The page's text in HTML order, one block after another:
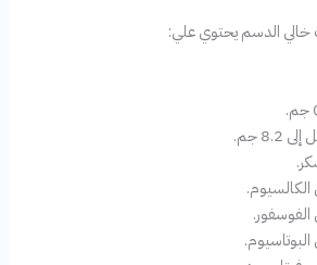
الدسم يحتوي علي:
جم.